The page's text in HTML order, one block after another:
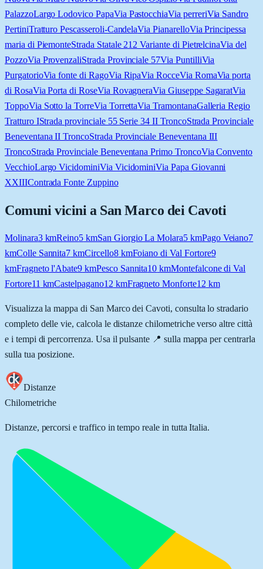
PalazzoLargo Lodovico PapaVia PastocchiaVia perreriVia Sandro
PertiniTratturo Pescasseroli-CandelaVia PianarelloVia Principessa
maria di PiemonteStrada Statale 212 Variante di PietrelcinaVia del
PozzoVia ProvenzaliStrada Provinciale 57Via PuntilliVia
PurgatorioVia fonte di RagoVia RipaVia RocceVia RomaVia porta
di RosaVia Porta di RoseVia RovagneraVia Giuseppe SagaratVia
ToppoVia Sotto la TorreVia TorrettaVia TramontanaGalleria Regio
Tratturo IStrada provinciale 55 Serie 34 II TroncoStrada Provinciale
Beneventana II TroncoStrada Provinciale Beneventana III
TroncoStrada Provinciale Beneventana Primo TroncoVia Convento
VecchioLargo VicidominiVia VicidominiVia Papa Giovanni
XXIIIContrada Fonte Zuppino
Comuni vicini a San Marco dei Cavoti
Molinara3kmReino5 kmSan Giorgio La Molara5kmPago Veiano7
kmColle Sannita7 kmCircello8kmFoiano di Val Fortore9
kmFragneto l'Abate9 kmPesco Sannita10 kmMontefalcone di Val
Fortore11 kmCastelpagano12 kmFragneto Monforte12 km
Visualizza la mappa di San Marco dei Cavoti, consulta lo stradario
completo delle vie, calcola le distanze chilometriche verso altre città
e i tempi di percorrenza. Usa il pulsante 📍 sulla mappa per centrarla
sulla tua posizione.
Distanze
Chilometriche
Distanze, percorsi e traffico in tempo reale in tutta Italia.